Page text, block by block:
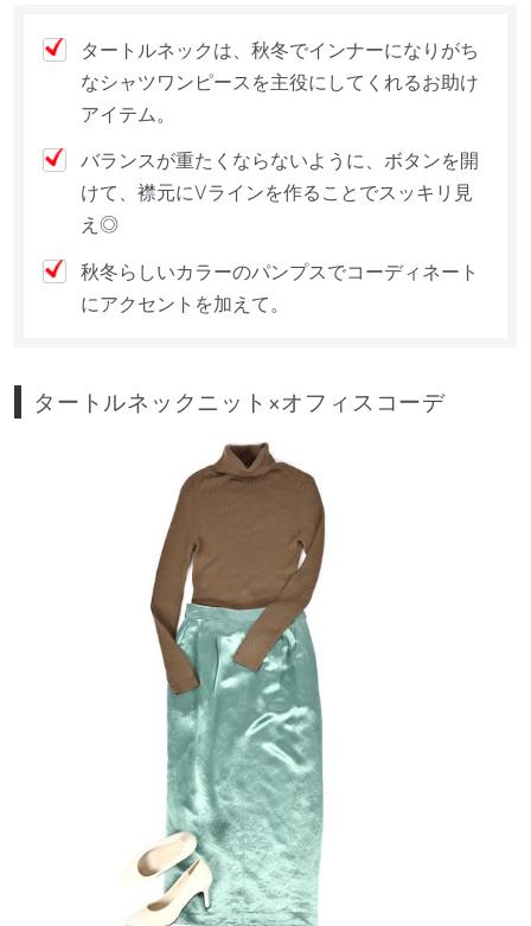
タートルネックは、秋冬でインナーになりがち
なシャツワンピースを主役にしてくれるお助け
アイテム。
バランスが重たくならないように、ボタンを開
けて、襟元にVラインを作ることでスッキリ見
え◎
秋冬らしいカラーのパンプスでコーディネート
にアクセントを加えて。
タートルネックニット×オフィスコーデ